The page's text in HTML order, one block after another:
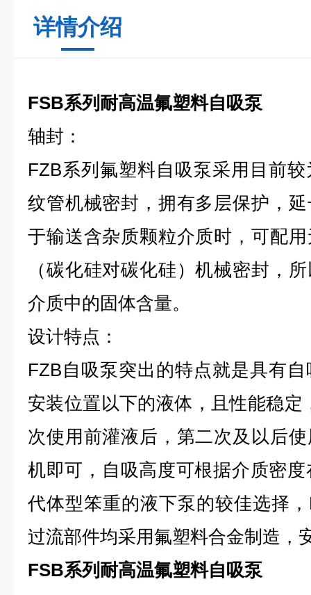
详情介绍
FSB系列耐高温氟塑料自吸泵
轴封：
FZB系列氟塑料自吸泵采用目前
纹管机械密封，拥有多层保护，
于输送含杂质颗粒介质时，可配
（碳化硅对碳化硅）机械密封，
介质中的固体含量。
设计特点：
FZB自吸泵突出的特点就是具有
安装位置以下的液体，且性能稳
次使用前灌液后，第二次及以后
机即可，自吸高度可根据介质密
代体型笨重的液下泵的较佳选择
过流部件均采用氟塑料合金制造，
FSB系列耐高温氟塑料自吸泵